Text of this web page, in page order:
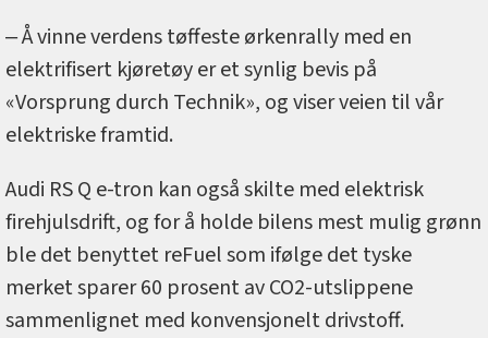
‒ Å vinne verdens tøffeste ørkenrally med en
elektrifisert kjøretøy er et synlig bevis på
«Vorsprung durch Technik», og viser veien til vår
elektriske framtid.
Audi RS Q e-tron kan også skilte med elektrisk
firehjulsdrift, og for å holde bilens mest mulig grønn
ble det benyttet reFuel som ifølge det tyske
merket sparer 60 prosent av CO2-utslippene
sammenlignet med konvensjonelt drivstoff.